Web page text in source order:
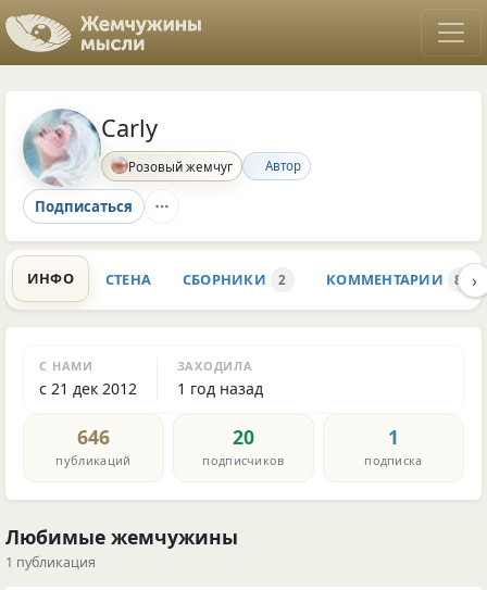
Carly
Розовый жемчуг Автор
Подписаться
ИНФО СТЕНА СБОРНИКИ 2 КОММЕНТАРИИ 843
›
С НАМИ
с 21 дек 2012
ЗАХОДИЛА
1 год назад
646
публикаций
20
подписчиков
1
подписка
Любимые жемчужины
1 публикация